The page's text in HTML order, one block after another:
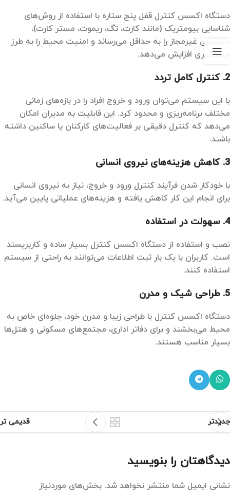
دستگاه اکسس کنترل قفل پنج ستاره با استفاده از روش‌های
شناسایی بیومتریک (مانند کارت، تگ، ریموت، مستر کارت)،
دسترسی غیرمجاز را به حداقل می‌رساند و امنیت محیط را به طرز
چشمگیری افزایش می‌دهد.
2. کنترل کامل تردد
با این سیستم می‌توان ورود و خروج افراد را در بازه‌های زمانی
مختلف برنامه‌ریزی و محدود کرد. این قابلیت به مدیران امکان
می‌دهد که کنترل دقیقی بر فعالیت‌های کارکنان یا ساکنین داشته
باشند.
3. کاهش هزینه‌های نیروی انسانی
با خودکار شدن فرآیند کنترل ورود و خروج، نیاز به نیروی انسانی
برای انجام این کار کاهش یافته و هزینه‌های عملیاتی پایین می‌آید.
4. سهولت در استفاده
نصب و استفاده از دستگاه‌ اکسس کنترل بسیار ساده و کاربرپسند
است. کاربران با یک بار ثبت اطلاعات می‌توانند به راحتی از سیستم
استفاده کنند.
5. طراحی شیک و مدرن
دستگاه اکسس کنترل با طراحی زیبا و مدرن خود، جلوه‌ای خاص به
محیط می‌بخشند و برای دفاتر اداری، مجتمع‌های مسکونی و هتل‌ها
بسیار مناسب هستند.
جدیدتر قدیمی تر
دیدگاهتان را بنویسید
نشانی ایمیل شما منتشر نخواهد شد. بخش‌های موردنیاز